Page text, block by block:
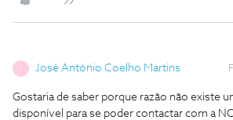
J José António Coelho Martins
Gostaria de saber porque razão não existe
disponível para se poder contactar com a